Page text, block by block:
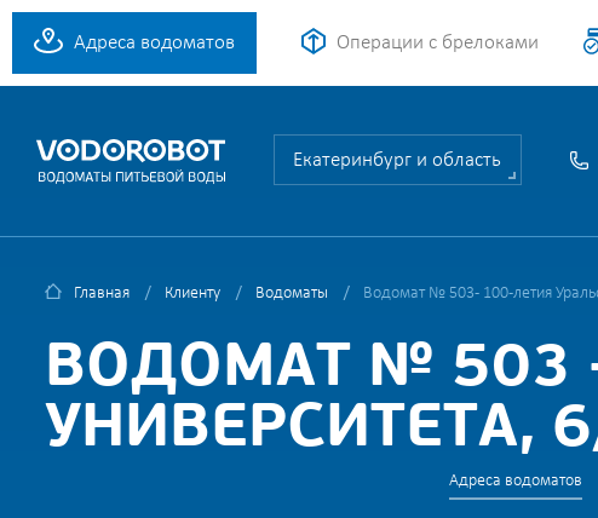
Адреса водоматов Операции с брелоками
Екатеринбург и область
Главная Клиенту Водоматы Водомат № 503 - 100-летия
ВОДОМАТ № 503
УНИВЕРСИТЕТА,
Адреса водоматов